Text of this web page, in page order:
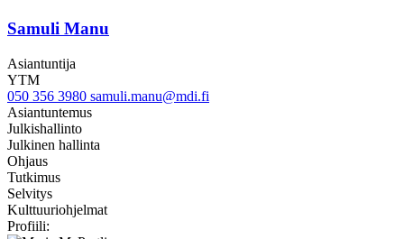
Samuli Manu
Asiantuntija
YTM
050 356 3980 samuli.manu@mdi.fi
Asiantuntemus
Julkishallinto
Julkinen hallinta
Ohjaus
Tutkimus
Selvitys
Kulttuuriohjelmat
Profiili: